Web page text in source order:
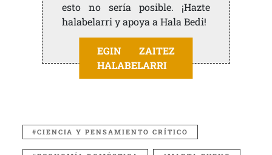
esto no sería posible. ¡Hazte
halabelarri y apoya a Hala Bedi!
EGIN ZAITEZ
HALABELARRI
CIENCIA Y PENSAMIENTO CRÍTICO